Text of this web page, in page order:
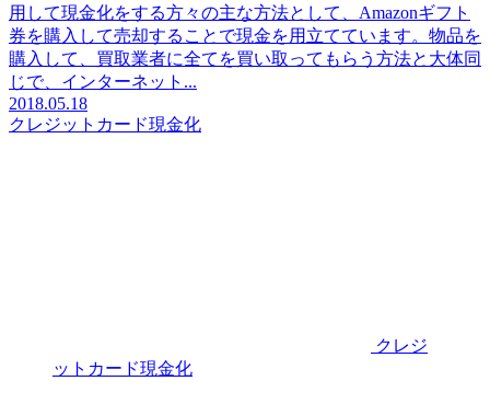
用して現金化をする方々の主な方法として、Amazonギフト
券を購入して売却することで現金を用立てています。物品を
購入して、買取業者に全てを買い取ってもらう方法と大体同
じで、インターネット...
2018.05.18
クレジットカード現金化
クレジ
ットカード現金化